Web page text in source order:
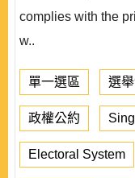
complies with the
w..
單一選區 選
政權公約
Electoral System